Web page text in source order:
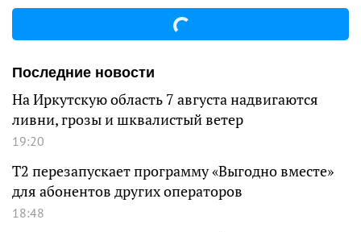
Последние новости
На Иркутскую область 7 августа надвигаются
ливни, грозы и шквалистый ветер
19:20
Т2 перезапускает программу «Выгодно вместе»
для абонентов других операторов
18:48